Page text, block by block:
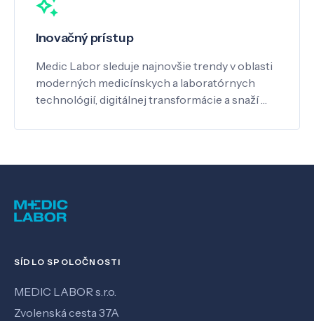
Inovačný prístup
Medic Labor sleduje najnovšie trendy v oblasti
moderných medicínskych a laboratórnych
technológií, digitálnej transformácie a snaží …
SÍDLO SPOLOČNOSTI
MEDIC LABOR s.r.o.
Zvolenská cesta 37A